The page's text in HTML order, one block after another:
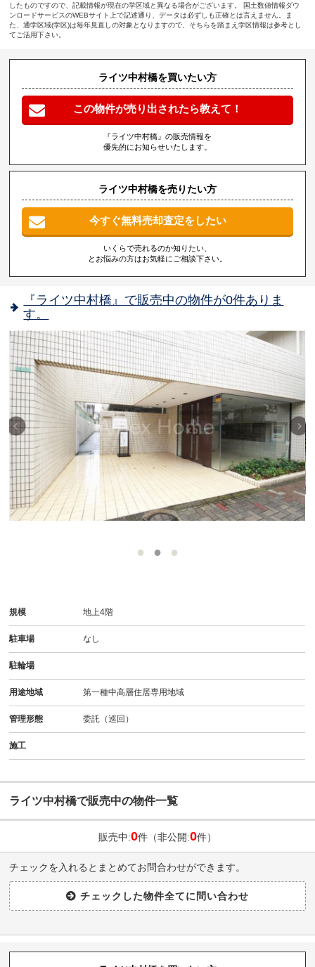
したものですので、記載情報が現在の学区域と異なる場合がございます。 国土数値情報ダウ
ンロードサービスのWEBサイト上で記述通り、データは必ずしも正確とは言えません。ま
た、通学区域(学区)は毎年見直しの対象となりますので、そちらを踏まえ学区情報は参考とし
てご活用下さい。
ライツ中村橋を買いたい方
この物件が売り出されたら教えて！
『ライツ中村橋』の販売情報を
優先的にお知らせいたします。
ライツ中村橋を売りたい方
今すぐ無料売却査定をしたい
いくらで売れるのか知りたい、
とお悩みの方はお気軽にご相談下さい。
『ライツ中村橋』で販売中の物件が0件ありま
す。
規模 地上4階
駐車場 なし
駐輪場
用途地域 第一種中高層住居専用地域
管理形態 委託（巡回）
施工
ライツ中村橋で販売中の物件一覧
販売中:0件（非公開:0件）
チェックを入れるとまとめてお問合わせができます。